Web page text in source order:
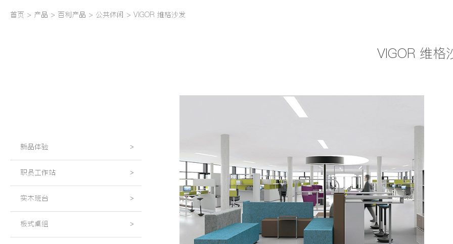
首页 > 产品 > 百利产品 > 公共休闲 > VIGOR 维格沙发
新品体验 >
职员工作站 >
实木班台 >
板式桌组 >
VIGOR 维格